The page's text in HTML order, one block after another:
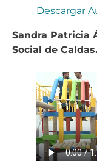
Descargar
Sandra Patricia
Social de Caldas.